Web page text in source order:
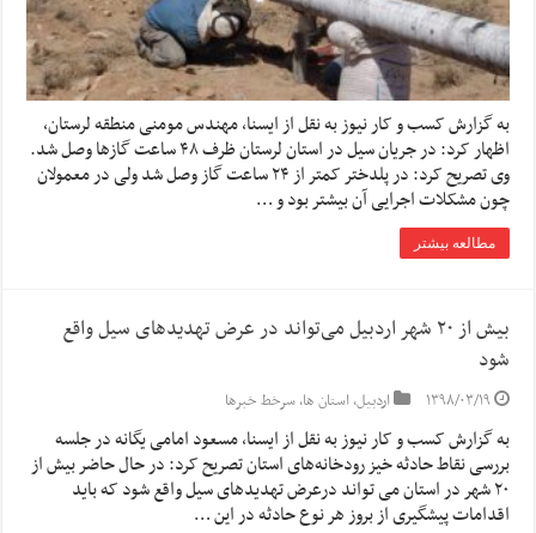
به گزارش کسب و کار نیوز به نقل از ایسنا, مهندس مومنی منطقه لرستان،
اظهار کرد: در جریان سیل در استان لرستان ظرف ۴۸ ساعت گازها وصل شد.
وی تصریح کرد: در پلدختر کمتر از ۲۴ ساعت گاز وصل شد ولی در معمولان
چون مشکلات اجرایی آن بیشتر بود و …
مطالعه بیشتر
بیش از ۲۰ شهر اردبیل می‌تواند در عرض تهدیدهای سیل واقع
شود
۱۳۹۸/۰۳/۱۹ اردبیل,استان ها,سرخط خبرها
به گزارش کسب و کار نیوز به نقل از ایسنا, مسعود امامی یگانه در جلسه
بررسی نقاط حادثه خیز رودخانه‌های استان تصریح کرد: در حال حاضر بیش از
۲۰ شهر در استان می تواند درعرض تهدیدهای سیل واقع شود که باید
اقدامات پیشگیری از بروز هر نوع حادثه در این …